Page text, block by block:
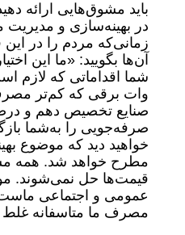
باید مشوق‌هایی ارائه
در بهینه‌سازی و
زمانی‌که مردم را در این
آن‌ها بگویید: «ما این
شما اقداماتی که لازم
وات برقی که کم‌تر
صنایع تخصیص دهم و
صرفه‌جویی را به‌شما
خواهید دید که موضوع
مطرح خواهد شد. همه
قیمت‌ها حل نمی‌شوند.
عمومی و اجتماعی
مصرف ما متاسفانه